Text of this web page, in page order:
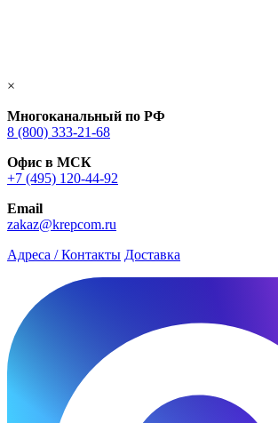
×
Многоканальный по РФ
8 (800) 333‑21-68
Офис в МСК
+7 (495) 120-44-92
Email
zakaz@krepcom.ru
Адреса / Контакты Доставка